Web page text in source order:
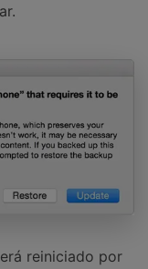
reiniciado por